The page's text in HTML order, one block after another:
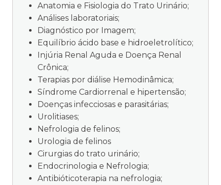
Anatomia e Fisiologia do Trato Urinário;
Análises laboratoriais;
Diagnóstico por Imagem;
Equilíbrio ácido base e hidroeletrolítico;
Injúria Renal Aguda e Doença Renal
Crônica;
Terapias por diálise Hemodinâmica;
Síndrome Cardiorrenal e hipertensão;
Doenças infecciosas e parasitárias;
Urolitiases;
Nefrologia de felinos;
Urologia de felinos
Cirurgias do trato urinário;
Endocrinologia e Nefrologia;
Antibióticoterapia na nefrologia;